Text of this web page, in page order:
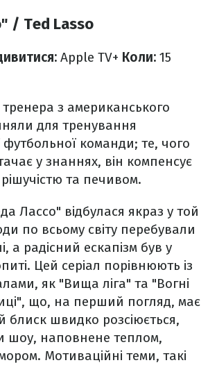
/ Ted Lasso
Apple TV+ Коли: 15
з американського
для тренування
футбольної команди; те, чого
у знаннях, він компенсує
та печивом.
Лассо" відбулася якраз у той
по всьому світу перебували
а радісний ескапізм був у
Цей серіал порівнюють із
як "Вища ліга" та "Вогні
що, на перший погляд, має
блиск швидко розсіюється,
шоу, наповнене теплом,
Мотиваційні теми, такі